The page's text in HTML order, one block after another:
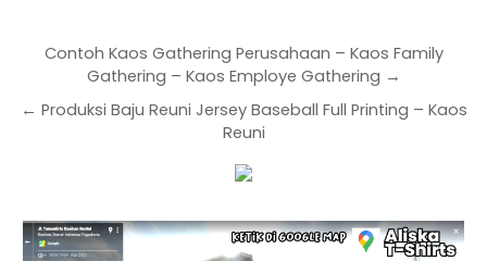
Contoh Kaos Gathering Perusahaan – Kaos Family
Gathering – Kaos Employe Gathering →
← Produksi Baju Reuni Jersey Baseball Full Printing – Kaos
Reuni